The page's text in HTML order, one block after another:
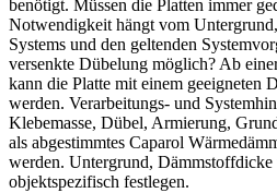
benötigt. Müssen die Platten immer
Notwendigkeit hängt vom
Systems und den geltenden
versenkte Dübelung möglich? Ab
kann die Platte mit einem geeigneten
werden. Verarbeitungs- und
Klebemasse, Dübel, Armierung,
als abgestimmtes Caparol
werden. Untergrund,
objektspezifisch festlegen.